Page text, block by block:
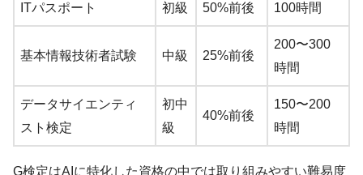
ITパスポート 初級 50%前後 100時間
基本情報技術者試験 中級 25%前後
200〜300
時間
データサイエンティ
スト検定
初中
級
40%前後
150〜200
時間
G検定はAIに特化した資格の中では取り組みやすい難易度